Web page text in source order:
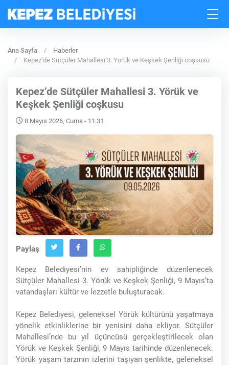
Ana Sayfa
Haberler
Kepez’de Sütçüler Mahallesi 3. Yörük ve Keşkek Şenliği coşkusu
Kepez’de Sütçüler Mahallesi 3. Yörük ve
Keşkek Şenliği coşkusu
8 Mayıs 2026, Cuma - 11:31
Paylaş
Kepez Belediyesi’nin ev sahipliğinde düzenlenecek
Sütçüler Mahallesi 3. Yörük ve Keşkek Şenliği, 9 Mayıs’ta
vatandaşları kültür ve lezzetle buluşturacak.
Kepez Belediyesi, geleneksel Yörük kültürünü yaşatmaya
yönelik etkinliklerine bir yenisini daha ekliyor. Sütçüler
Mahallesi’nde bu yıl üçüncüsü gerçekleştirilecek olan
Yörük ve Keşkek Şenliği, 9 Mayıs tarihinde düzenlenecek.
Yörük yaşam tarzının izlerini taşıyan şenlikte, geleneksel